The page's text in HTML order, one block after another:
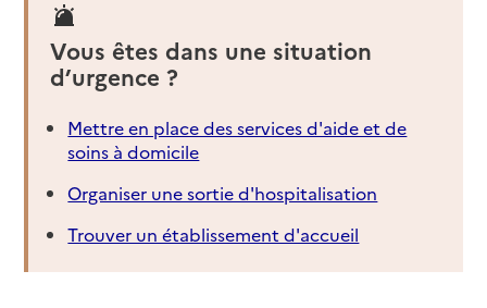
Vous êtes dans une situation
d’urgence ?
Mettre en place des services d'aide et de
soins à domicile
Organiser une sortie d'hospitalisation
Trouver un établissement d'accueil